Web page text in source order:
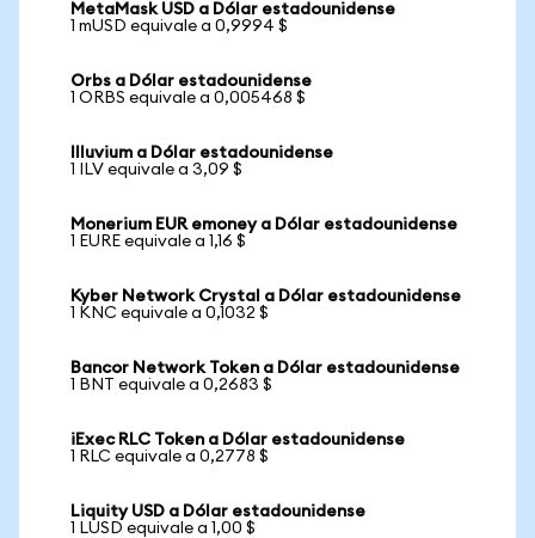
MetaMask USD a Dólar estadounidense
1 mUSD equivale a 0,9994 $
Orbs a Dólar estadounidense
1 ORBS equivale a 0,005468 $
Illuvium a Dólar estadounidense
1 ILV equivale a 3,09 $
Monerium EUR emoney a Dólar estadounidense
1 EURE equivale a 1,16 $
Kyber Network Crystal a Dólar estadounidense
1 KNC equivale a 0,1032 $
Bancor Network Token a Dólar estadounidense
1 BNT equivale a 0,2683 $
iExec RLC Token a Dólar estadounidense
1 RLC equivale a 0,2778 $
Liquity USD a Dólar estadounidense
1 LUSD equivale a 1,00 $